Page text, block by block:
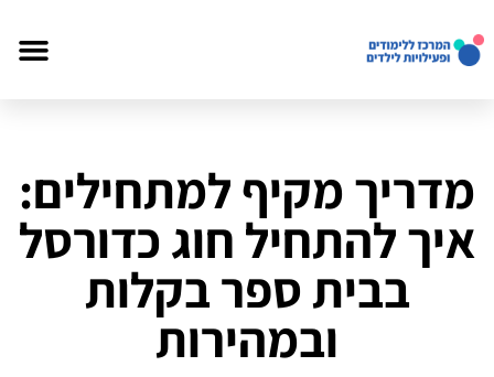
מדריך מקיף למתחילים:
איך להתחיל חוג כדורסל
בבית ספר בקלות
ובמהירות